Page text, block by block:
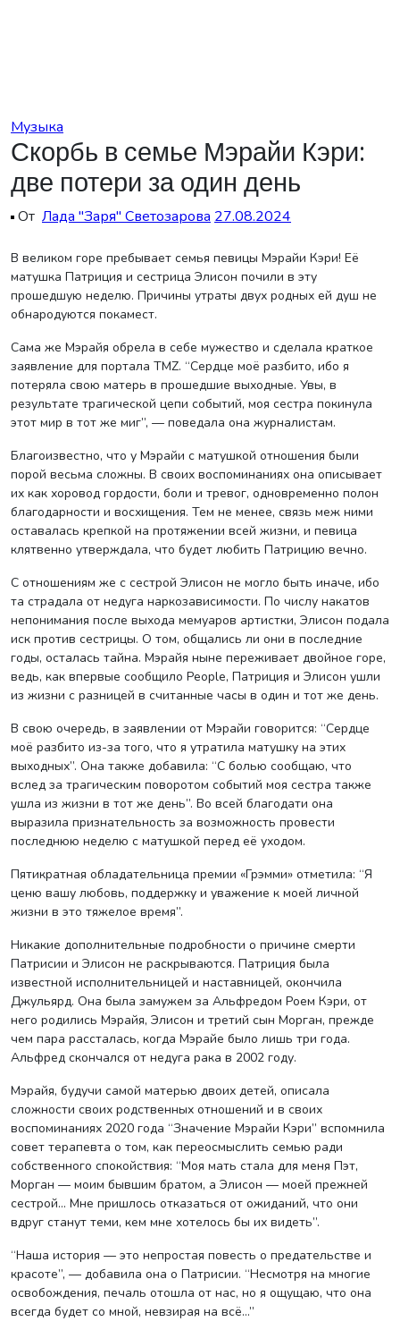
Музыка
Скорбь в семье Мэрайи Кэри:
две потери за один день
От Лада "Заря" Светозарова 27.08.2024
В великом горе пребывает семья певицы Мэрайи Кэри! Её
матушка Патриция и сестрица Элисон почили в эту
прошедшую неделю. Причины утраты двух родных ей душ не
обнародуются покамест.
Сама же Мэрайя обрела в себе мужество и сделала краткое
заявление для портала TMZ. “Сердце моё разбито, ибо я
потеряла свою матерь в прошедшие выходные. Увы, в
результате трагической цепи событий, моя сестра покинула
этот мир в тот же миг”, — поведала она журналистам.
Благоизвестно, что у Мэрайи с матушкой отношения были
порой весьма сложны. В своих воспоминаниях она описывает
их как хоровод гордости, боли и тревог, одновременно полон
благодарности и восхищения. Тем не менее, связь меж ними
оставалась крепкой на протяжении всей жизни, и певица
клятвенно утверждала, что будет любить Патрицию вечно.
С отношениям же с сестрой Элисон не могло быть иначе, ибо
та страдала от недуга наркозависимости. По числу накатов
непонимания после выхода мемуаров артистки, Элисон подала
иск против сестрицы. О том, общались ли они в последние
годы, осталась тайна. Мэрайя ныне переживает двойное горе,
ведь, как впервые сообщило People, Патриция и Элисон ушли
из жизни с разницей в считанные часы в один и тот же день.
В свою очередь, в заявлении от Мэрайи говорится: “Сердце
моё разбито из-за того, что я утратила матушку на этих
выходных”. Она также добавила: “С болью сообщаю, что
вслед за трагическим поворотом событий моя сестра также
ушла из жизни в тот же день”. Во всей благодати она
выразила признательность за возможность провести
последнюю неделю с матушкой перед её уходом.
Пятикратная обладательница премии «Грэмми» отметила: “Я
ценю вашу любовь, поддержку и уважение к моей личной
жизни в это тяжелое время”.
Никакие дополнительные подробности о причине смерти
Патрисии и Элисон не раскрываются. Патриция была
известной исполнительницей и наставницей, окончила
Джульярд. Она была замужем за Альфредом Роем Кэри, от
него родились Мэрайя, Элисон и третий сын Морган, прежде
чем пара рассталась, когда Мэрайе было лишь три года.
Альфред скончался от недуга рака в 2002 году.
Мэрайя, будучи самой матерью двоих детей, описала
сложности своих родственных отношений и в своих
воспоминаниях 2020 года “Значение Мэрайи Кэри” вспомнила
совет терапевта о том, как переосмыслить семью ради
собственного спокойствия: “Моя мать стала для меня Пэт,
Морган — моим бывшим братом, а Элисон — моей прежней
сестрой… Мне пришлось отказаться от ожиданий, что они
вдруг станут теми, кем мне хотелось бы их видеть”.
“Наша история — это непростая повесть о предательстве и
красоте”, — добавила она о Патрисии. “Несмотря на многие
освобождения, печаль отошла от нас, но я ощущаю, что она
всегда будет со мной, невзирая на всё…”